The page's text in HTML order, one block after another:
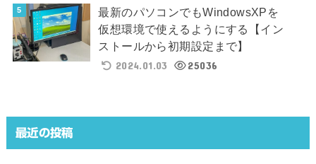
最新のパソコンでもWindowsXPを
仮想環境で使えるようにする【イン
ストールから初期設定まで】
2024.01.03
25036
最近の投稿